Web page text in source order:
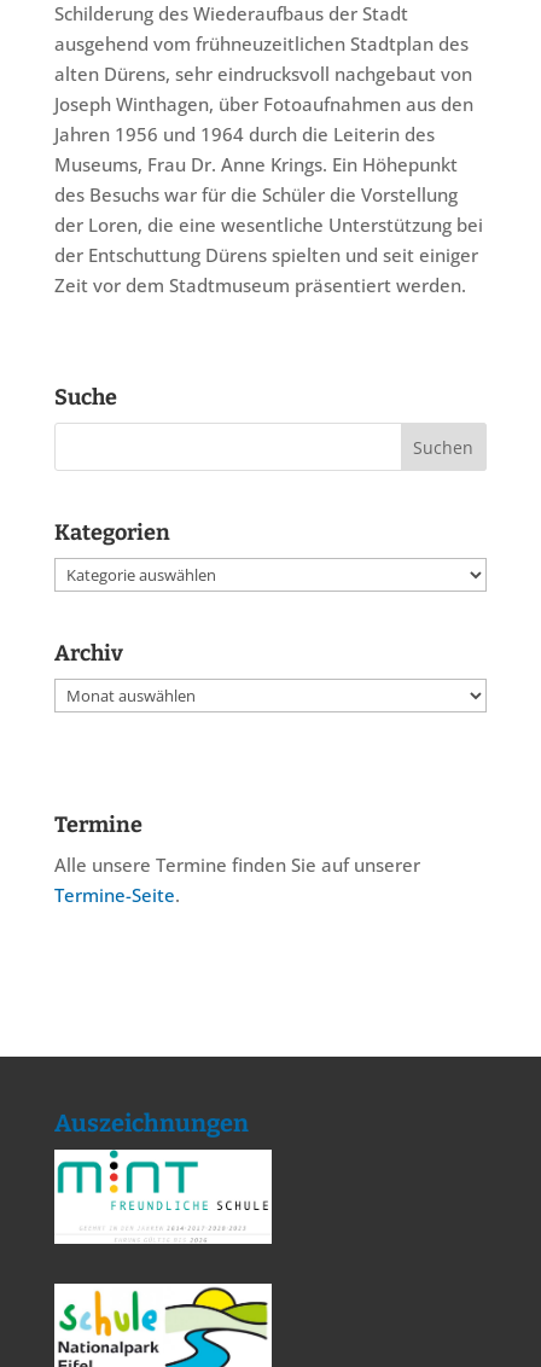
Schilderung des Wiederaufbaus der Stadt
ausgehend vom frühneuzeitlichen Stadtplan des
alten Dürens, sehr eindrucksvoll nachgebaut von
Joseph Winthagen, über Fotoaufnahmen aus den
Jahren 1956 und 1964 durch die Leiterin des
Museums, Frau Dr. Anne Krings. Ein Höhepunkt
des Besuchs war für die Schüler die Vorstellung
der Loren, die eine wesentliche Unterstützung bei
der Entschuttung Dürens spielten und seit einiger
Zeit vor dem Stadtmuseum präsentiert werden.
Suche
Kategorien
Kategorien
Archiv
Archiv
Termine
Alle unsere Termine finden Sie auf unserer
Termine-Seite.
Auszeichnungen